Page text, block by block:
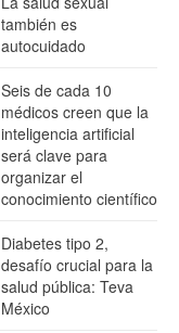
también es
autocuidado
Seis de cada 10
médicos creen que la
inteligencia artificial
será clave para
organizar el
conocimiento científico
Diabetes tipo 2,
desafío crucial para la
salud pública: Teva
México